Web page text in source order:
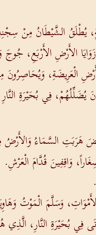
يُطْلَقُ الشَّيْطَانُ مِنْ
الأَرْضِ الأَرْبَعِ،
الْعَرِيضَةِ، وَيُحَاصِرُونَ
فِي بُحَيْرَةِ
هَرَبَتِ السَّمَاءُ وَالأَرْضُ
وَاقِفِينَ قُدَّامَ
وَسَلَّمَ الْمَوْتُ
فِي بُحَيْرَةِ النَّارِ، الَّذِي